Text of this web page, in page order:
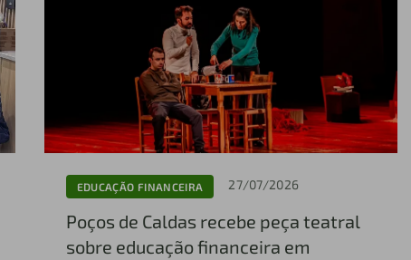
EDUCAÇÃO FINANCEIRA 27/07/2026
Poços de Caldas recebe peça teatral
sobre educação financeira em